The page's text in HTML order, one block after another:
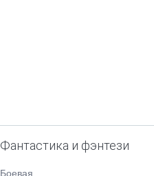
Фантастика и фэнтези
Боевая